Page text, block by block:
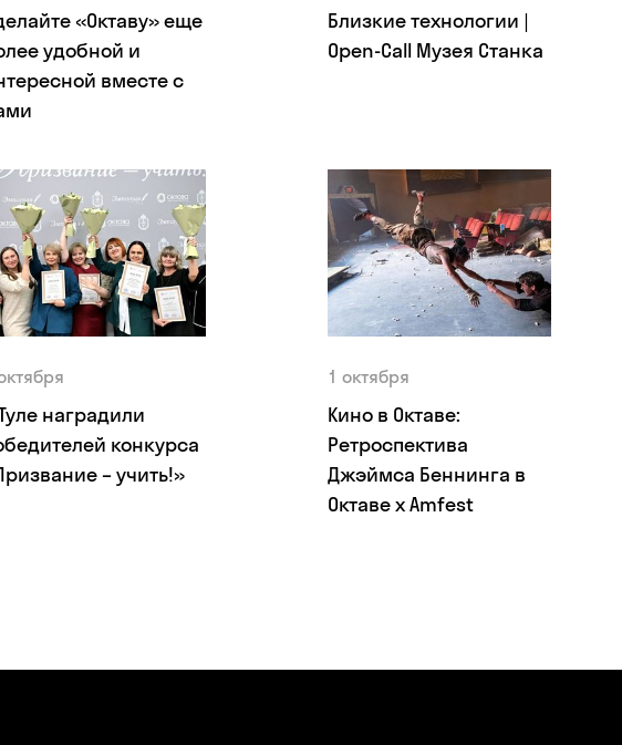
«Октаву» еще
удобной и
вместе с
Близкие технологии |
Open-Call Музея Станка
наградили
конкурса
– учить!»
1 октября
Кино в Октаве:
Ретроспектива
Джэймса Беннинга в
Октаве x Amfest